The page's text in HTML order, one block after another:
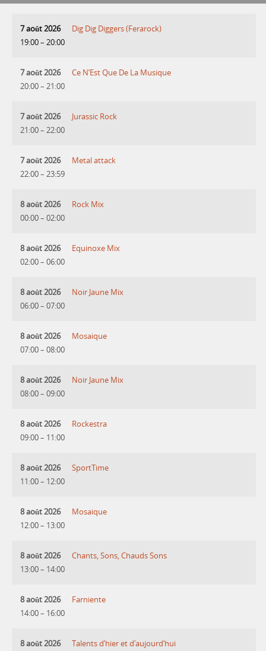
7 août 2026
19:00– 20:00
Dig Dig Diggers (Ferarock)
7 août 2026
20:00– 21:00
Ce N’Est Que De La Musique
7 août 2026
21:00– 22:00
Jurassic Rock
7 août 2026
22:00– 23:59
Metal attack
8 août 2026
00:00– 02:00
Rock Mix
8 août 2026
02:00– 06:00
Equinoxe Mix
8 août 2026
06:00– 07:00
Noir Jaune Mix
8 août 2026
07:00– 08:00
Mosaique
8 août 2026
08:00– 09:00
Noir Jaune Mix
8 août 2026
09:00– 11:00
Rockestra
8 août 2026
11:00– 12:00
SportTime
8 août 2026
12:00– 13:00
Mosaique
8 août 2026
13:00– 14:00
Chants, Sons, Chauds Sons
8 août 2026
14:00– 16:00
Farniente
8 août 2026
Talents d’hier et d’aujourd’hui